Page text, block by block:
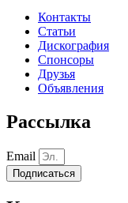
Контакты
Статьи
Дискография
Спонсоры
Друзья
Объявления
Рассылка
Email
Подписаться